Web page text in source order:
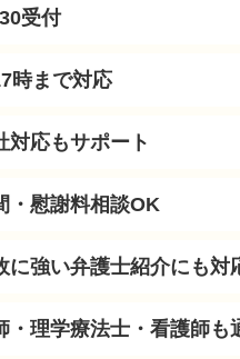
受付
時まで対応
対応もサポート
・慰謝料相談OK
に強い弁護士紹介にも対
・理学療法士・看護師も